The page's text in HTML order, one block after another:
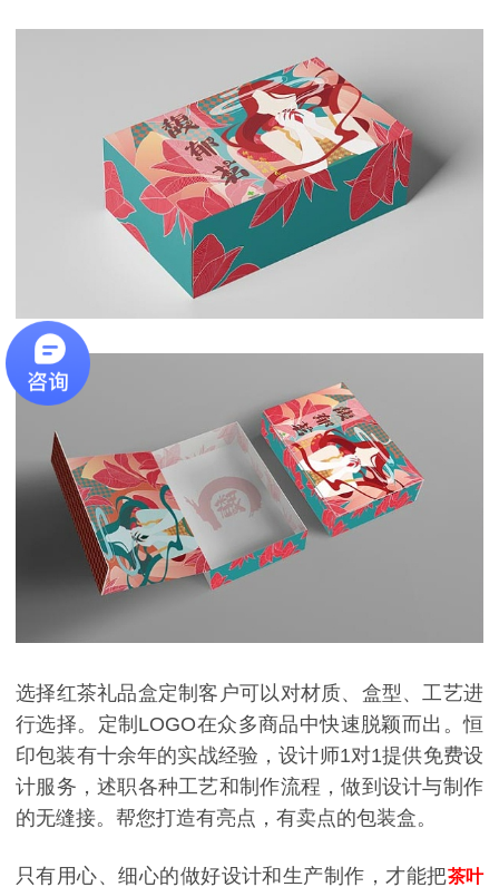
选择红茶礼品盒定制客户可以对材质、盒型、工艺进
行选择。定制LOGO在众多商品中快速脱颖而出。恒
印包装有十余年的实战经验，设计师1对1提供免费设
计服务，述职各种工艺和制作流程，做到设计与制作
的无缝接。帮您打造有亮点，有卖点的包装盒。
只有用心、细心的做好设计和生产制作，才能把茶叶